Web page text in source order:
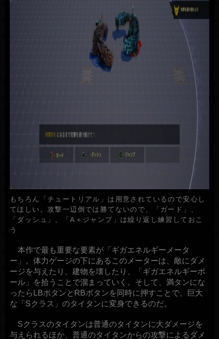
もちろん「チュートリアル」は用意されているので安心し
てほしい。攻撃一辺倒では勝てないので、「ガード」、
「ダッシュ」、「A＋ジャンプ」は繰り返し練習しておこ
う
本作で最も重要な要素が「ギガエネルギーメータ
ー」。体力ゲージの下にあるこのメーターは、敵にダメ
ージを与えたり、建物を壊したり、「ギガエネルギーボ
ール」を拾うことで溜まっていく。そして、満タンにな
ったらLBボタンとRBボタンを同時に押すことで、巨大
な「Sクラス」のタイタンに変身できるのだ。
Sクラスのタイタンは普通のタイタンに大ダメージを
与えられるほか、普通のタイタンからの攻撃によるダメ